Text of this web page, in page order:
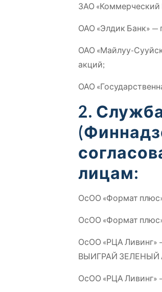
ЗАО «Коммерческий
ОАО «Элдик Банк» —
ОАО «Майлуу-
акций;
ОАО
2.
лицам:
ОсОО «Формат
ОсОО «Формат
ОсОО «РЦА Ливинг»
ВЫИГРАЙ ЗЕЛЕНЫЙ
ОсОО «РЦА